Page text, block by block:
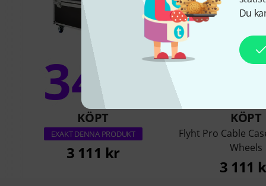
Du
34%
KÖPT
EXAKT DENNA PRODUKT
3 111 kr
KÖPT
Flyht Pro Cable
Wheels
3 111